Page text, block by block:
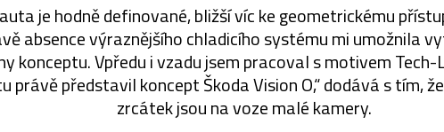
je hodně definované, bližší víc ke geometrickému
absence výraznějšího chladicího systému mi umožnila
konceptu. Vpředu i vzadu jsem pracoval s motivem Tech-
právě představil koncept Škoda Vision O,“ dodává s tím,
zrcátek jsou na voze malé kamery.